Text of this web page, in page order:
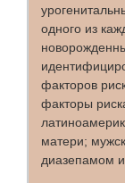
одного из
факторов
факторы
матери;
диазепамом